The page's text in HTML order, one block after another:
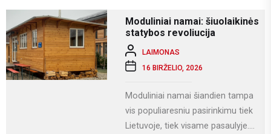
komunikacijai ir įvairioms
specializuotoms užduotims...
Moduliniai namai: šiuolaikinės
statybos revoliucija
LAIMONAS
16 BIRŽELIO, 2026
Moduliniai namai šiandien tampa
vis populiaresniu pasirinkimu tiek
Lietuvoje, tiek visame pasaulyje.